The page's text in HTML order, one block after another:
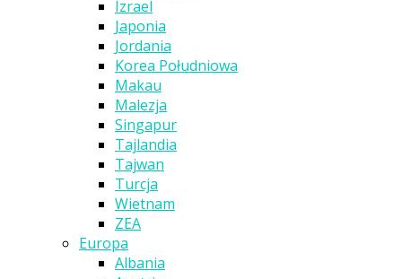
Izrael
Japonia
Jordania
Korea Południowa
Makau
Malezja
Singapur
Tajlandia
Tajwan
Turcja
Wietnam
ZEA
Europa
Albania